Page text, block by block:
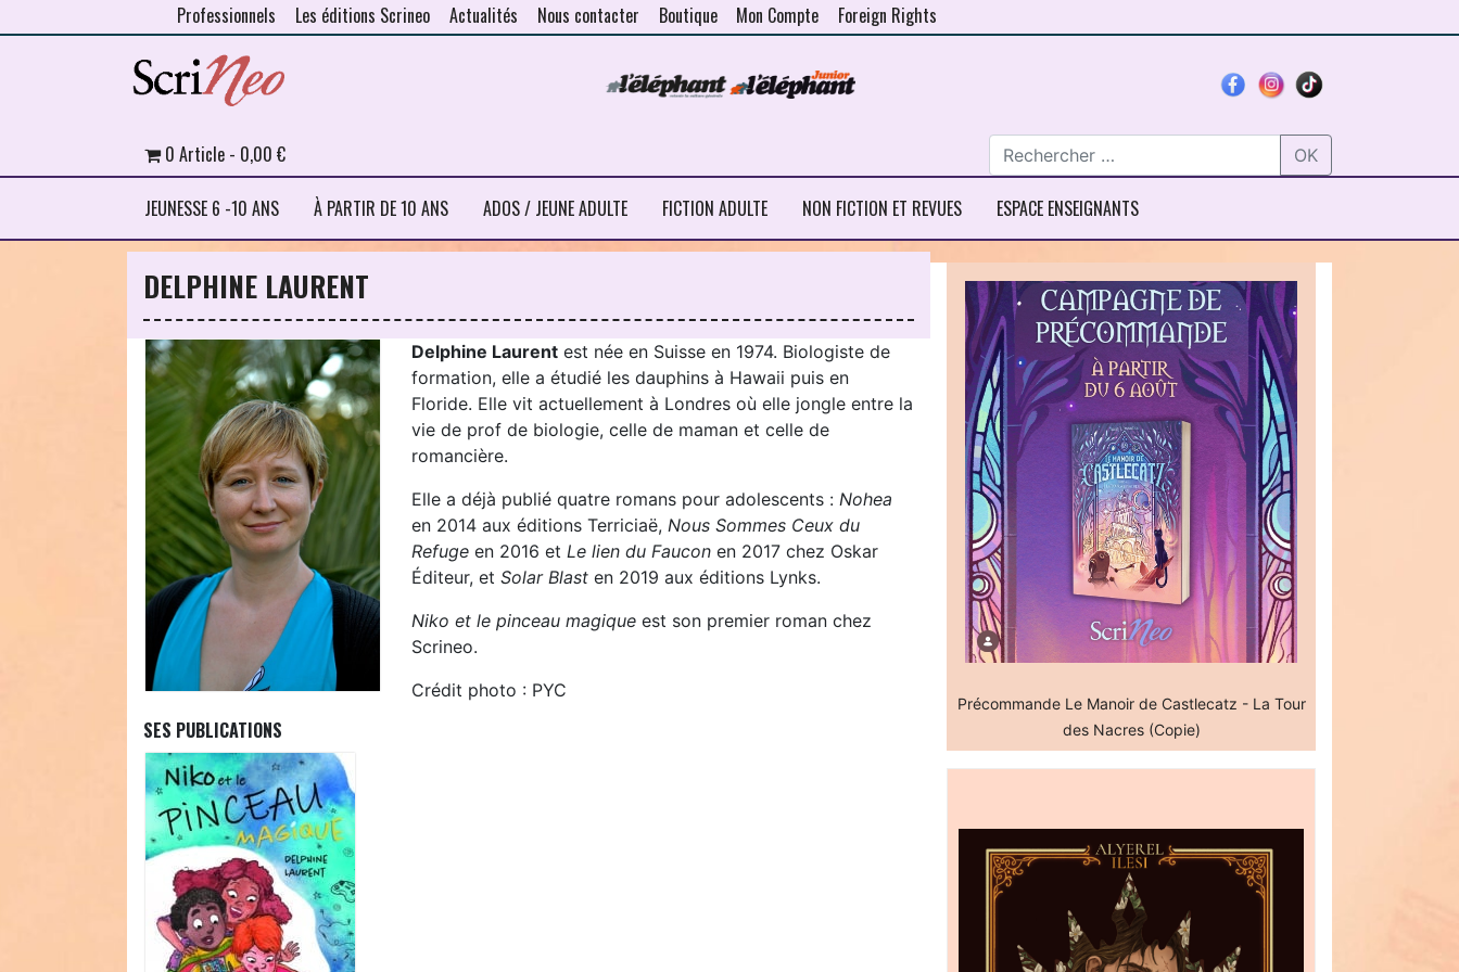
Professionnels Les éditions Scrineo Actualités Nous contacter Boutique Mon Compte Foreign Rights
OK
JEUNESSE 6 -10 ANS À PARTIR DE 10 ANS ADOS / JEUNE ADULTE FICTION ADULTE NON FICTION ET REVUES ESPACE ENSEIGNANTS
0 Article 0,00 €
DELPHINE LAURENT
Delphine Laurentest née en Suisse en 1974. Biologiste de
formation, elle a étudié les dauphins à Hawaii puis en
Floride. Elle vit actuellement à Londres où elle jongle entre la
vie de prof de biologie, celle de maman et celle de
romancière.
Elle a déjà publié quatre romans pour adolescents : Nohea
en 2014 aux éditions Terriciaë, Nous Sommes Ceux du
Refugeen 2016 et Le lien du Fauconen 2017 chez Oskar
Éditeur, et Solar Blast en 2019 aux éditions Lynks.
Niko et le pinceau magiqueest son premier roman chez
Scrineo.
Crédit photo : PYC
SES PUBLICATIONS
Précommande Le Manoir de Castlecatz - La Tour
des Nacres (Copie)